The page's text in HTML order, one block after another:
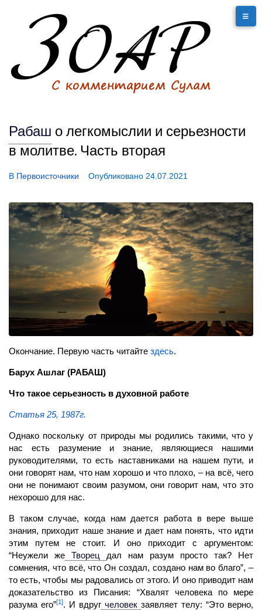
Рабаш о легкомыслии и серьезности
в молитве. Часть вторая
В Первоисточники Опубликовано 24.07.2021
Окончание. Первую часть читайте здесь.
Барух Ашлаг (РАБАШ)
Что такое серьезность в духовной работе
Статья 25, 1987г.
Однако поскольку от природы мы родились такими, что у
нас есть разумение и зна­ние, являющиеся нашими
руководителями, то есть наставниками на нашем пути, и
они говорят нам, что нам хорошо и что плохо, – на всё, чего
они не понимают своим разумом, они говорит нам, что это
нехорошо для нас.
В таком случае, когда нам дается работа в вере выше
знания, приходит наше зна­ние и дает нам понять, что идти
этим путем не стоит. И оно приходит с аргументом:
“Неужели же Творец дал нам разум просто так? Нет
сомнения, что всё, что Он создал, создано нам во благо”, –
то есть, чтобы мы радовались от этого. И оно приводит нам
доказательство из Писания: “Хвалят человека по мере
разума его”[1]. И вдруг человек заявляет телу: “Это верно,